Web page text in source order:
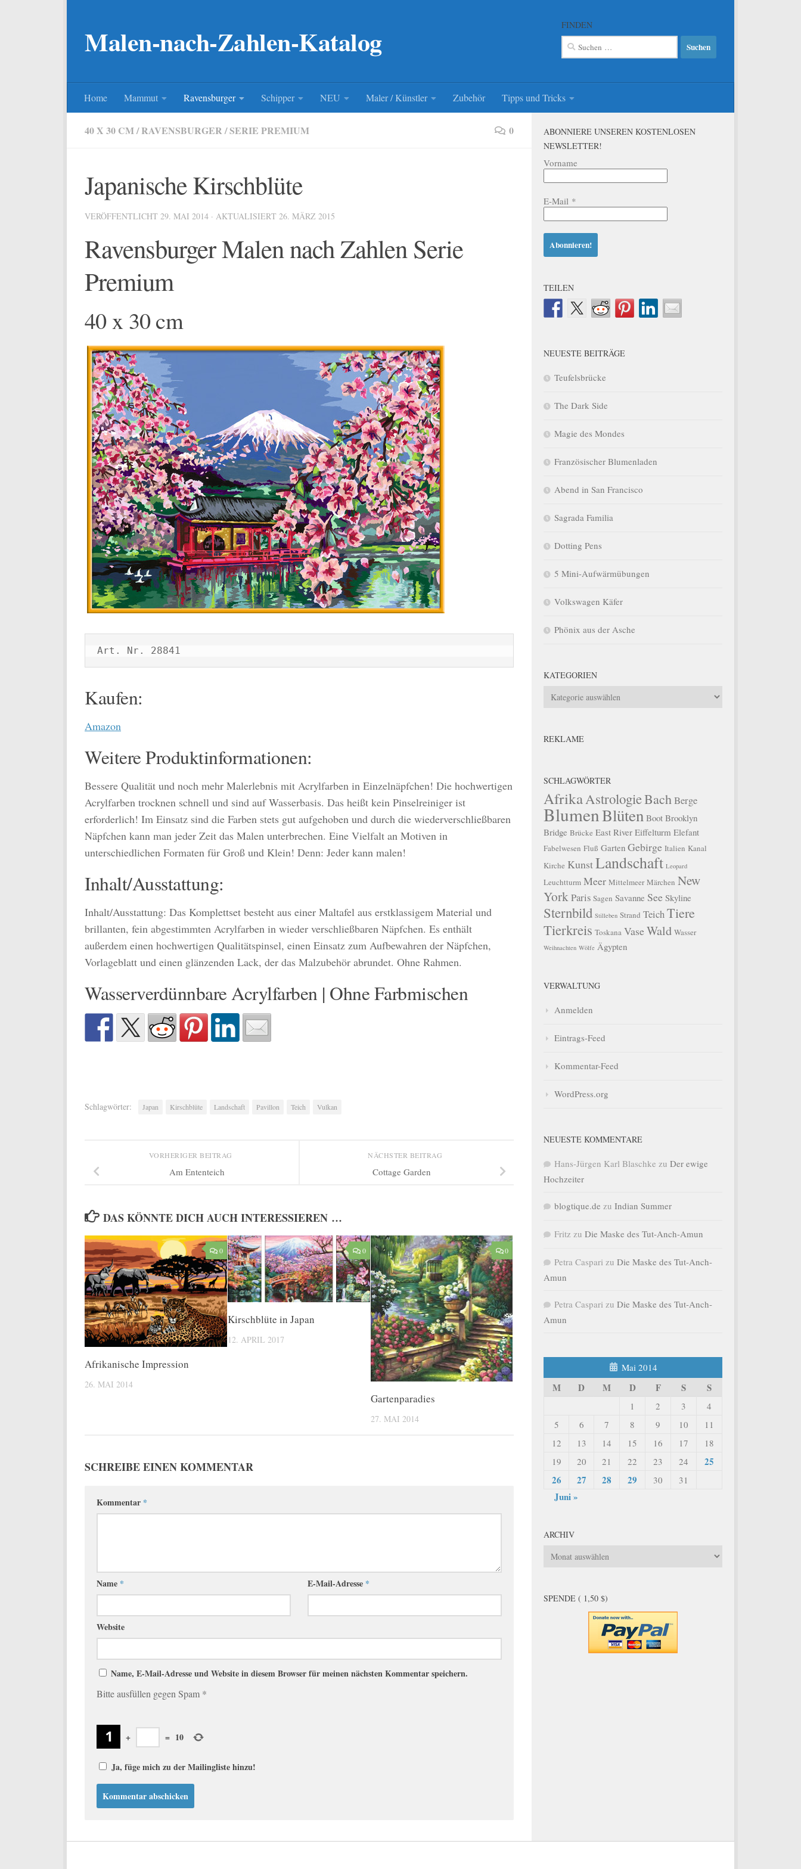
Malen-nach-Zahlen-Katalog FINDEN
Suchen
nach:
Home Mammut Ravensburger Schipper NEU Maler / Künstler Zubehör Tipps und Tricks
40 X 30 CM/ RAVENSBURGER /SERIE PREMIUM 0
Japanische Kirschblüte
VERÖFFENTLICHT 29. MAI 2014 · AKTUALISIERT 26. MÄRZ 2015
Ravensburger Malen nach Zahlen Serie
Premium
40 x 30 cm
Art. Nr. 28841
Kaufen:
Amazon
Weitere Produktinformationen:
Bessere Qualität und noch mehr Malerlebnis mit Acrylfarben in Einzelnäpfchen! Die hochwertigen
Acrylfarben trocknen schnell und sind auf Wasserbasis. Das heißt kein Pinselreiniger ist
erforderlich! Im Einsatz sind die Farben stets gut aufgehoben und durch die wiederverschließbaren
Näpfchen kann man jeder Zeit das Malen unterbrechen. Eine Vielfalt an Motiven in
unterschiedlichen Formaten für Groß und Klein! Denn: Jeder kann malen!
Inhalt/Ausstattung:
Inhalt/Ausstattung: Das Komplettset besteht aus einer Maltafel aus erstklassigem Material und
brillanten, fein abgestimmten Acrylfarben in wieder verschließbaren Näpfchen. Es enthält
außerdem einen hochwertigen Qualitätspinsel, einen Einsatz zum Aufbewahren der Näpfchen,
Vorlageblatt und einen glänzenden Lack, der das Malzubehör abrundet. Ohne Rahmen.
Wasserverdünnbare Acrylfarben | Ohne Farbmischen
Schlagwörter: Japan Kirschblüte Landschaft Pavillon Teich Vulkan
NÄCHSTER BEITRAG
Cottage Garden
VORHERIGER BEITRAG
Am Ententeich
DAS KÖNNTE DICH AUCH INTERESSIEREN …
0
Afrikanische Impression
26. MAI 2014
0
Kirschblüte in Japan
12. APRIL 2017
0
Gartenparadies
27. MAI 2014
SCHREIBE EINEN KOMMENTAR
Kommentar *
Name * E-Mail-Adresse *
Website
Name, E-Mail-Adresse und Website in diesem Browser für meinen nächsten Kommentar speichern.
Bitte ausfüllen gegen Spam *
+ = 10
Ja, füge mich zu der Mailingliste hinzu!
ABONNIERE UNSEREN KOSTENLOSEN
NEWSLETTER!
Vorname
E-Mail *
TEILEN
NEUESTE BEITRÄGE
Teufelsbrücke
The Dark Side
Magie des Mondes
Französischer Blumenladen
Abend in San Francisco
Sagrada Familia
Dotting Pens
5 Mini-Aufwärmübungen
Volkswagen Käfer
Phönix aus der Asche
KATEGORIEN
Kategorien
REKLAME
SCHLAGWÖRTER
AfrikaAstrologieBachBerge
BlumenBlüten Boot Brooklyn
Bridge Brücke East River Eiffelturm Elefant
Fabelwesen Fluß Garten Gebirge Italien Kanal
Kirche KunstLandschaft Leopard
Leuchtturm Meer Mittelmeer Märchen New
YorkParis Sagen Savanne See Skyline
Sternbild Stilleben Strand TeichTiere
Tierkreis Toskana VaseWald Wasser
Weihnachten Wölfe Ägypten
VERWALTUNG
Anmelden
Eintrags-Feed
Kommentar-Feed
WordPress.org
NEUESTE KOMMENTARE
Hans-Jürgen Karl Blaschke zu Der ewige
Hochzeiter
blogtique.de zu Indian Summer
Fritz zu Die Maske des Tut-Anch-Amun
Petra Caspari zu Die Maske des Tut-Anch-
Amun
Petra Caspari zu Die Maske des Tut-Anch-
Amun
Mai 2014
M D M D F S S
1 2 3
4
5
6 7 8 9 10
11
12
13 14 15 16 17
18
19
20 21 22 23 24
25
26
27 28 29 30 31
Juni »
ARCHIV
Archiv
SPENDE ( 1,50 $)